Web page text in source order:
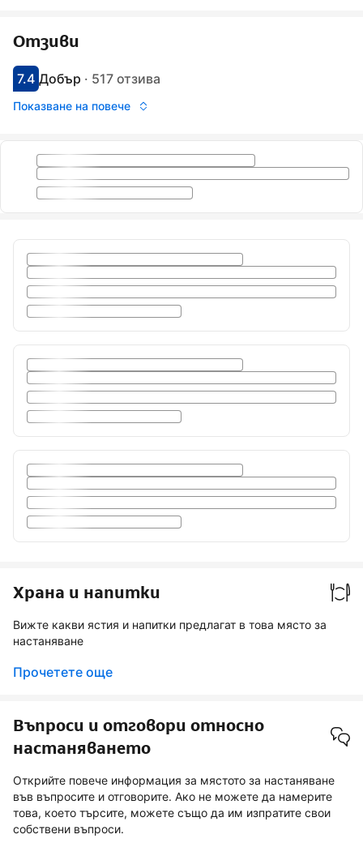
Отзиви
С оценка: 7.4
7.4
Оценено като: добро
Добър · 517 отзива
Показване на повече
Храна и напитки
Вижте какви ястия и напитки предлагат в това място за
настаняване
Прочетете още
Въпроси и отговори относно
настаняването
Открийте повече информация за мястото за настаняване
във въпросите и отговорите. Ако не можете да намерите
това, което търсите, можете също да им изпратите свои
собствени въпроси.